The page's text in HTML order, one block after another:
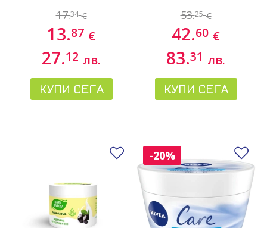
17.34 €
13.87 €
27.12 лв.
КУПИ СЕГА
при зачервяване
х75 мл
53.25 €
42.60 €
83.31 лв.
КУПИ СЕГА
Добави в любими
-20%